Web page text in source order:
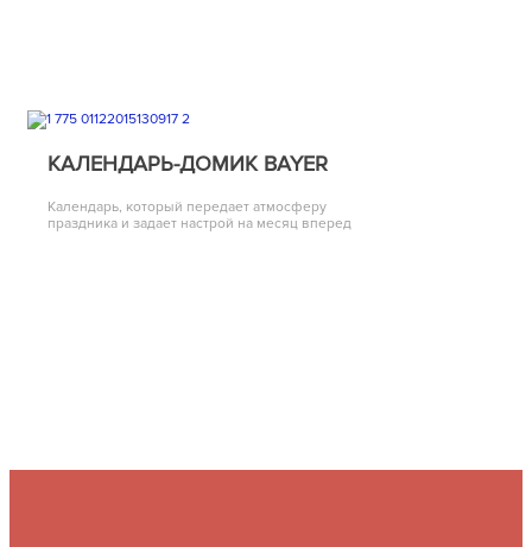
КАЛЕНДАРЬ-ДОМИК BAYER
Календарь, который передает атмосферу
праздника и задает настрой на месяц вперед